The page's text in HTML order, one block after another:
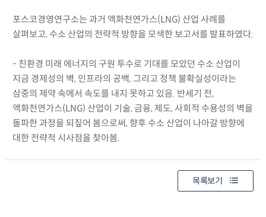
포스코경영연구소는 과거 액화천연가스(LNG) 산업 사례를
살펴보고, 수소 산업의 전략적 방향을 모색한 보고서를 발표하였다.
- 친환경 미래 에너지의 구원 투수로 기대를 모았던 수소 산업이
지금 경제성의 벽, 인프라의 공백, 그리고 정책 불확실성이라는
삼중의 제약 속에서 속도를 내지 못하고 있음. 반세기 전,
액화천연가스(LNG) 산업이 기술, 금융, 제도, 사회적 수용성의 벽을
돌파한 과정을 되짚어 봄으로써, 향후 수소 산업이 나아갈 방향에
대한 전략적 시사점을 찾아봄.
목록보기